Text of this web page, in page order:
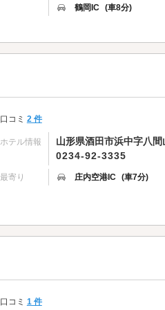
鶴岡IC (車8分)
口コミ 2 件
ホテル情報
山形県酒田市浜中字八
0234-92-3335
最寄り 庄内空港IC (車7分)
口コミ 1 件